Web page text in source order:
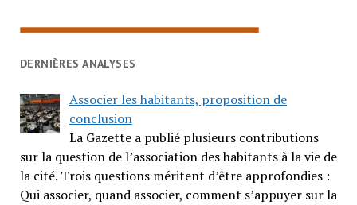
DERNIÈRES ANALYSES
Associer les habitants, proposition de
conclusion
La Gazette a publié plusieurs contributions
sur la question de l’association des habitants à la vie de
la cité. Trois questions méritent d’être approfondies :
Qui associer, quand associer, comment s’appuyer sur la